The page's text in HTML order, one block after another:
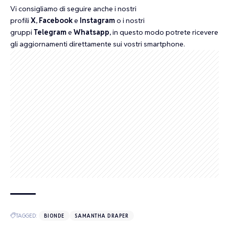
Vi consigliamo di seguire anche i nostri
profili X, Facebooke Instagramo i nostri
gruppi Telegrame Whatsapp, in questo modo potrete ricevere
gli aggiornamenti direttamente sui vostri smartphone.
TAGGED: BIONDE SAMANTHA DRAPER